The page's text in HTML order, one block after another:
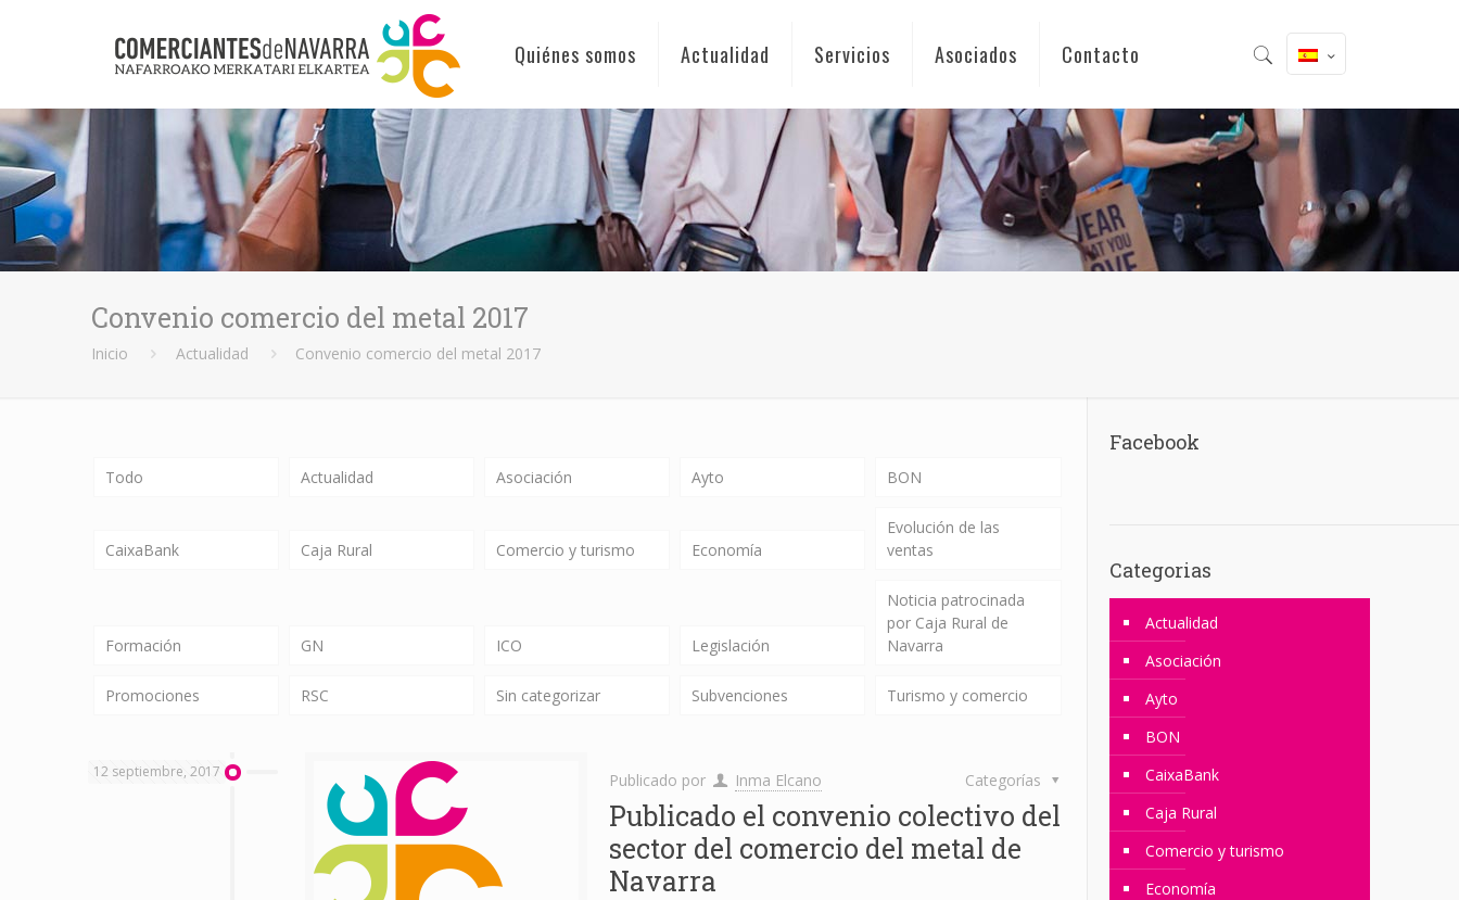
Quiénes somos Actualidad Servicios Asociados Contacto
Convenio comercio del metal 2017
Inicio Actualidad Convenio comercio del metal 2017
Todo Actualidad Asociación Ayto BON
CaixaBank Caja Rural Comercio y turismo Economía
Evolución de las
ventas
Formación GN ICO Legislación
Noticia patrocinada
por Caja Rural de
Navarra
Promociones RSC Sin categorizar Subvenciones Turismo y comercio
12 septiembre, 2017 Publicado por Inma Elcano Categorías
Publicado el convenio colectivo del
sector del comercio del metal de
Navarra
Facebook
Categorias
Actualidad
Asociación
Ayto
BON
CaixaBank
Caja Rural
Comercio y turismo
Economía